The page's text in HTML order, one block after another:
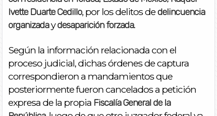
Ivette Duarte Cedillo, por los delitos dedelincuencia
organizadaydesaparición forzada.
Según la información relacionada con el
proceso judicial, dichas órdenes de captura
correspondieron a mandamientos que
posteriormente fueron cancelados a petición
expresa de la propia Fiscalía General de la